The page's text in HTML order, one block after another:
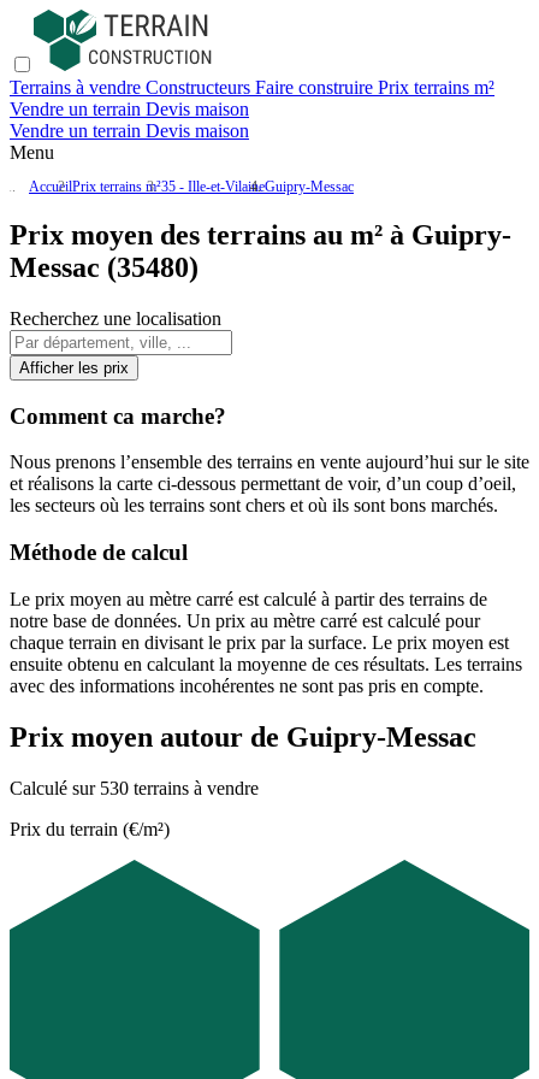
Terrains à vendre Constructeurs Faire construire Prix terrains m²
Vendre un terrain Devis maison
Vendre un terrain Devis maison
Menu
AccueilPrix terrains m²35 - Ille-et-VilaineGuipry-Messac
Prix moyen des terrains au m² à Guipry-
Messac (35480)
Recherchez une localisation
Afficher les prix
Comment ca marche?
Nous prenons l’ensemble des terrains en vente aujourd’hui sur le site
et réalisons la carte ci-dessous permettant de voir, d’un coup d’oeil,
les secteurs où les terrains sont chers et où ils sont bons marchés.
Méthode de calcul
Le prix moyen au mètre carré est calculé à partir des terrains de
notre base de données. Un prix au mètre carré est calculé pour
chaque terrain en divisant le prix par la surface. Le prix moyen est
ensuite obtenu en calculant la moyenne de ces résultats. Les terrains
avec des informations incohérentes ne sont pas pris en compte.
Prix moyen autour de Guipry-Messac
Calculé sur 530 terrains à vendre
Prix du terrain (€/m²)